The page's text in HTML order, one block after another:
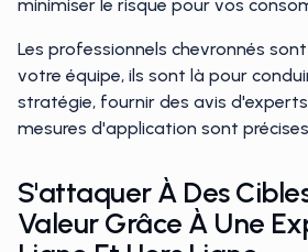
minimiser le risque pour vos
Les professionnels chevronnés
votre équipe, ils sont là pour
stratégie, fournir des avis
mesures d'application sont
S'attaquer À Des
Valeur Grâce À Une